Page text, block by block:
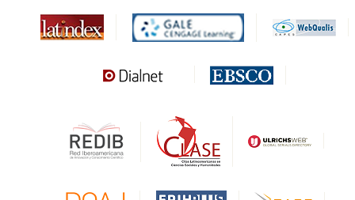
MIAR
Sapiens Research
Gale Cengage Learning